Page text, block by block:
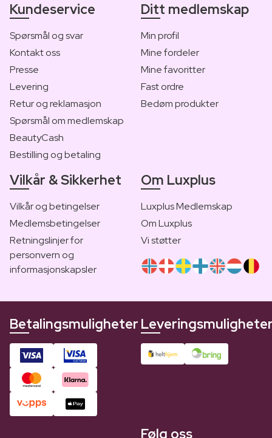
Kundeservice
Spørsmål og svar
Kontakt oss
Presse
Levering
Retur og reklamasjon
Spørsmål om medlemskap
BeautyCash
Bestilling og betaling
Ditt medlemskap
Min profil
Mine fordeler
Mine favoritter
Fast ordre
Bedøm produkter
Vilkår & Sikkerhet
Vilkår og betingelser
Medlemsbetingelser
Retningslinjer for
personvern og
informasjonskapsler
Om Luxplus
Luxplus Medlemskap
Om Luxplus
Vi støtter
Betalingsmuligheter
Følg oss